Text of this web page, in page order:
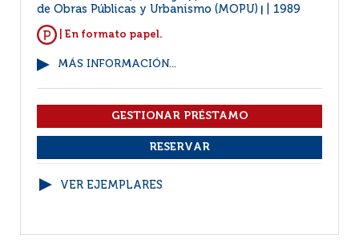
de Obras Públicas y Urbanismo (MOPU)
1989
| En formato papel.
MÁS INFORMACIÓN...
VER EJEMPLARES